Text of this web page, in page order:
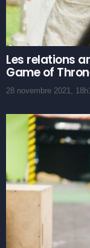
Les relations
Game of
28 novembre 2021,